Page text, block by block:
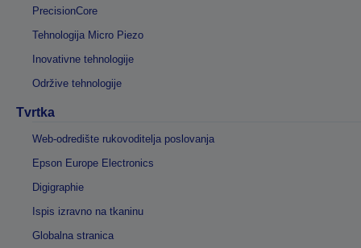
PrecisionCore
Tehnologija Micro Piezo
Inovativne tehnologije
Održive tehnologije
Tvrtka
Web-odredište rukovoditelja poslovanja
Epson Europe Electronics
Digigraphie
Ispis izravno na tkaninu
Globalna stranica